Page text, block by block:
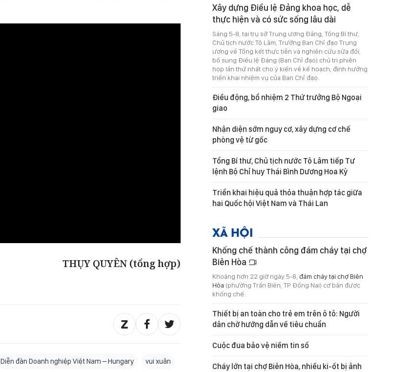
THỤY QUYÊN (tổng hợp)
Diễn đàn Doanh nghiệp Việt Nam – Hungary vui xuân
Xây dựng Điều lệ Đảng khoa học, dễ
thực hiện và có sức sống lâu dài
Sáng 5-8, tại trụ sở Trung ương Đảng, Tổng Bí thư,
Chủ tịch nước Tô Lâm, Trưởng Ban Chỉ đạo Trung
ương về Tổng kết thực tiễn và nghiên cứu sửa đổi,
bổ sung Điều lệ Đảng (Ban Chỉ đạo) chủ trì phiên
họp lần thứ nhất cho ý kiến về kế hoạch, định hướng
triển khai nhiệm vụ của Ban Chỉ đạo.
Điều động, bổ nhiệm 2 Thứ trưởng Bộ Ngoại
giao
Nhận diện sớm nguy cơ, xây dựng cơ chế
phòng vệ từ gốc
Tổng Bí thư, Chủ tịch nước Tô Lâm tiếp Tư
lệnh Bộ Chỉ huy Thái Bình Dương Hoa Kỳ
Triển khai hiệu quả thỏa thuận hợp tác giữa
hai Quốc hội Việt Nam và Thái Lan
XÃ HỘI
Khống chế thành công đám cháy tại chợ
Biên Hòa
Khoảng hơn 22 giờ ngày 5-8, đám cháy tại chợ Biên
Hòa (phường Trấn Biên, TP Đồng Nai) cơ bản được
khống chế.
Thiết bị an toàn cho trẻ em trên ô tô: Người
dân chờ hướng dẫn về tiêu chuẩn
Cuộc đua bảo vệ niềm tin số
Cháy lớn tại chợ Biên Hòa, nhiều ki-ốt bị ảnh